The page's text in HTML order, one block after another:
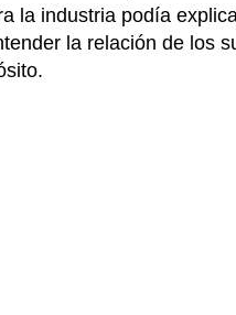
la industria podía
la relación de los